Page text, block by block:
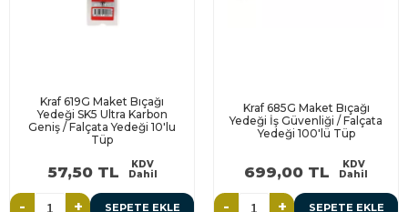
Kraf 619G Maket Bıçağı
Yedeği SK5 Ultra Karbon
Geniş / Falçata Yedeği 10'lu
Tüp
57,50 TL
KDV
Dahil
- + SEPETE EKLE
Kraf 685G Maket Bıçağı
Yedeği İş Güvenliği / Falçata
Yedeği 100'lü Tüp
699,00 TL
KDV
Dahil
- + SEPETE EKLE